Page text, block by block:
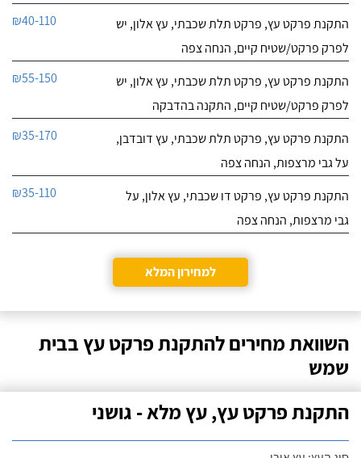
התקנת פרקט עץ, פרקט תלת שכבתי, עץ אלון, יש
לפרק פרקט/שטיח קיים, הנחה צפה
₪40-110
התקנת פרקט עץ, פרקט תלת שכבתי, עץ אלון, יש
לפרק פרקט/שטיח קיים, התקנה בהדבקה
₪55-150
התקנת פרקט עץ, פרקט תלת שכבתי, עץ דובדבן,
על גבי מרצפות, הנחה צפה
₪35-170
התקנת פרקט עץ, פרקט דו שכבתי, עץ אלון, על
גבי מרצפות, הנחה צפה
₪35-110
למחירון המלא
השוואת מחירים להתקנת פרקט עץ בבית
שמש
התקנת פרקט עץ, עץ מלא - גושני